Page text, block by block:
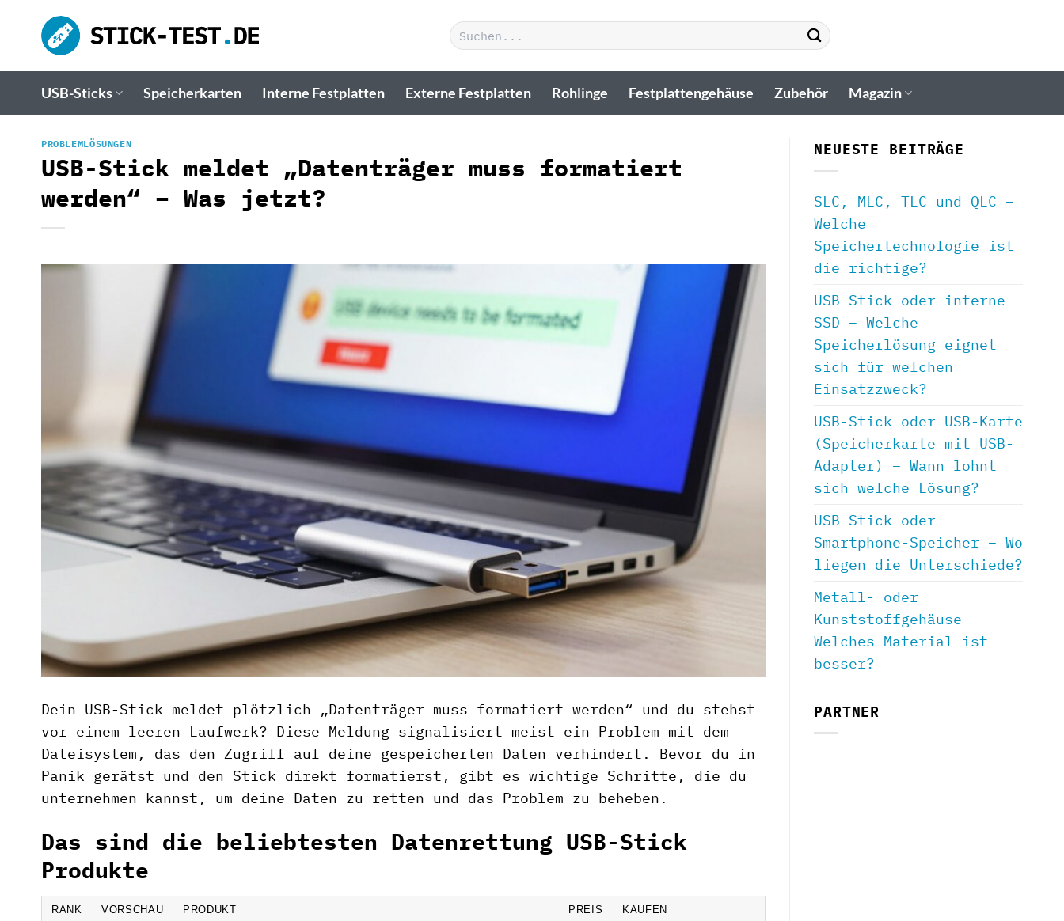
Inhalt
springen
Suchen
nach:
USB-Sticks Speicherkarten Interne Festplatten Externe Festplatten Rohlinge Festplattengehäuse Zubehör Magazin
PROBLEMLÖSUNGEN
USB-Stick meldet „Datenträger muss formatiert
werden“ – Was jetzt?
Dein USB-Stick meldet plötzlich „Datenträger muss formatiert werden“ und du stehst
vor einem leeren Laufwerk? Diese Meldung signalisiert meist ein Problem mit dem
Dateisystem, das den Zugriff auf deine gespeicherten Daten verhindert. Bevor du in
Panik gerätst und den Stick direkt formatierst, gibt es wichtige Schritte, die du
unternehmen kannst, um deine Daten zu retten und das Problem zu beheben.
Das sind die beliebtesten Datenrettung USB-Stick
Produkte
RANK VORSCHAU PRODUKT PREIS KAUFEN
NEUESTE BEITRÄGE
SLC, MLC, TLC und QLC –
Welche
Speichertechnologie ist
die richtige?
USB-Stick oder interne
SSD – Welche
Speicherlösung eignet
sich für welchen
Einsatzzweck?
USB-Stick oder USB-Karte
(Speicherkarte mit USB-
Adapter) – Wann lohnt
sich welche Lösung?
USB-Stick oder
Smartphone-Speicher – Wo
liegen die Unterschiede?
Metall- oder
Kunststoffgehäuse –
Welches Material ist
besser?
PARTNER